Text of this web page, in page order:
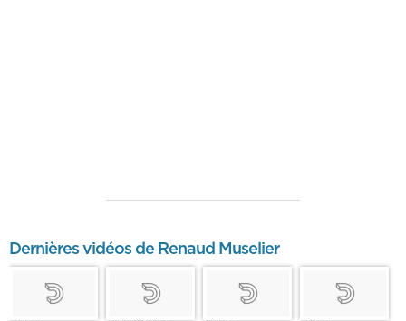
Dernières vidéos de Renaud Muselier